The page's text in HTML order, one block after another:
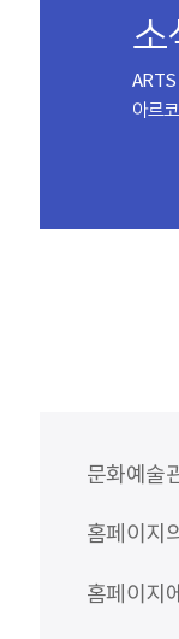
소
아르
문화예술
홈페이지
홈페이지